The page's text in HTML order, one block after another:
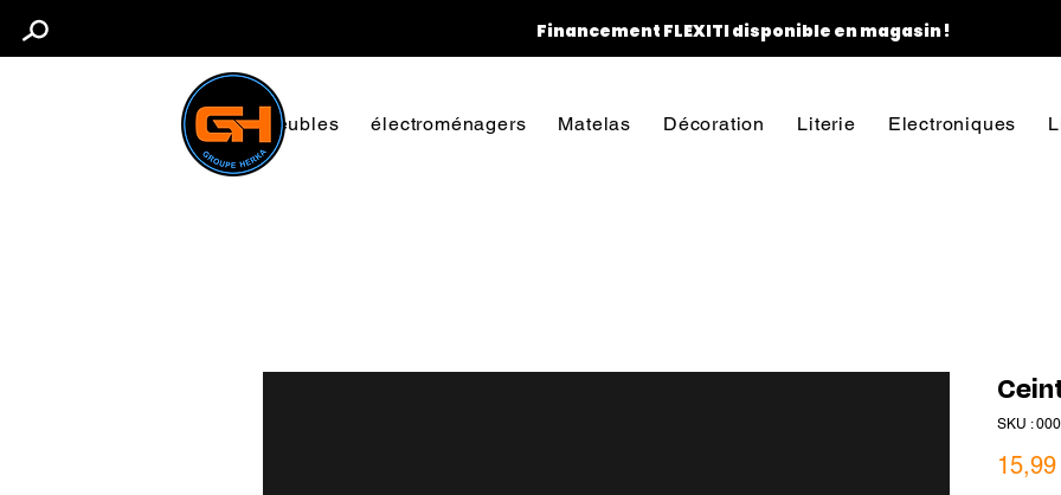
Financement FLEXITI disponible en magasin !
Meubles électroménagers Matelas Décoration Literie Electroniques
SKU :